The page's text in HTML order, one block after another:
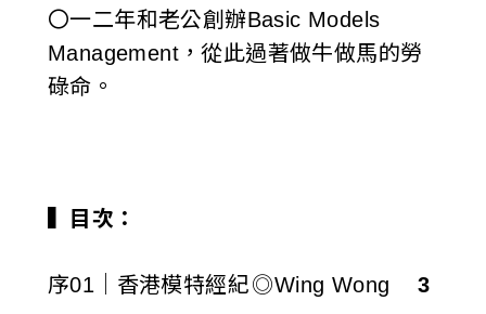
〇一二年和老公創辦Basic Models
Management，從此過著做牛做馬的勞
碌命。
▍目次：
序01｜香港模特經紀 ◎Wing Wong 3